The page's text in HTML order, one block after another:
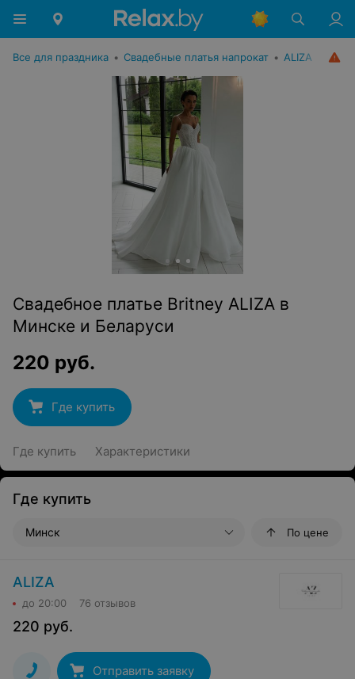
Все для праздника • Свадебные платья напрокат • ALIZA
Свадебное платье Britney ALIZA в
Минске и Беларуси
220 руб.
Где купить
Где купить Характеристики
Где купить
Минск По цене
ALIZA
до 20:00 76 отзывов
220 руб.
Отправить заявку